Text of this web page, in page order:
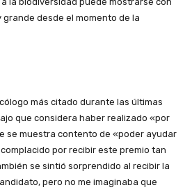
desde el momento de la
más citado durante las últimas
que considera haber realizado «por
se muestra contento de «poder ayudar
por recibir este premio tan
se sintió sorprendido al recibir la
pero no me imaginaba que